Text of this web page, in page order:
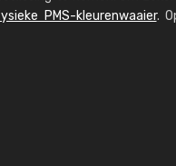
PMS-kleurenwaaier.